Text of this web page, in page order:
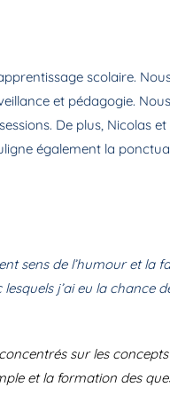
scolaire.
et pédagogie.
De plus, Nicolas
également la
sens de l’humour et la
j’ai eu la chance
sur les
et la formation des